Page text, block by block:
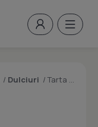
/ Dulciuri /Tarta cu Alune